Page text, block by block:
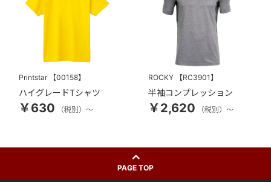
Printstar 【00158】
ハイグレードTシャツ
￥630 （税別）～
ROCKY 【RC3901】
半袖コンプレッション
￥2,620 （税別）～
PAGE TOP